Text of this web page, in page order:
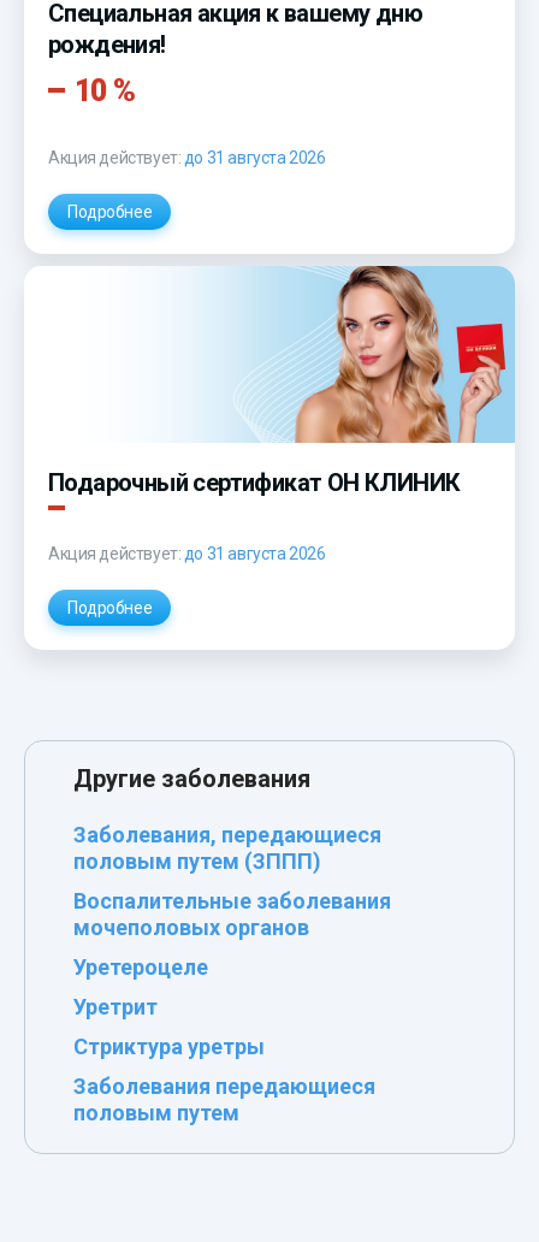
Специальная акция к вашему дню
рождения!
10 %
Акция действует: до 31 августа 2026
Подробнее
Подарочный сертификат ОН КЛИНИК
Акция действует: до 31 августа 2026
Подробнее
Другие заболевания
Заболевания, передающиеся
половым путем (ЗППП)
Воспалительные заболевания
мочеполовых органов
Уретероцеле
Уретрит
Стриктура уретры
Заболевания передающиеся
половым путем